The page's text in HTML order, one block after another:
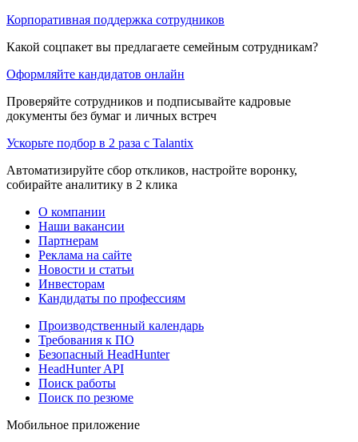
Корпоративная поддержка сотрудников
Какой соцпакет вы предлагаете семейным сотрудникам?
Оформляйте кандидатов онлайн
Проверяйте сотрудников и подписывайте кадровые
документы без бумаг и личных встреч
Ускорьте подбор в 2 раза с Talantix
Автоматизируйте сбор откликов, настройте воронку,
собирайте аналитику в 2 клика
О компании
Наши вакансии
Партнерам
Реклама на сайте
Новости и статьи
Инвесторам
Кандидаты по профессиям
Производственный календарь
Требования к ПО
Безопасный HeadHunter
HeadHunter API
Поиск работы
Поиск по резюме
Мобильное приложение